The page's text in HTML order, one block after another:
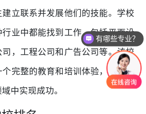
立联系并发展他们的技能。学校
业中都能找到工作，包括平面设
，工程公司和广告公司等。该校
完整的教育和培训体验，以帮助
中实现成功。
有哪些专业？